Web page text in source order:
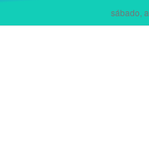
sábado,